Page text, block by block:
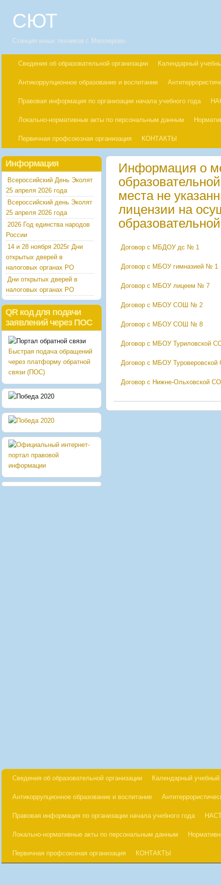
СЮТ
Станция юных техников г. Миллерово
Сведения об образовательной организации Календарный
Антикоррупционное образование и воспитание
Правовая информация по организации начала учебного года
Локально-нормативные акты по персональным данным
Первичная профсоюзная организация КОНТАКТЫ
Информация о
места не
лицензии на
Договор с МБДОУ дс № 1
Договор с МБОУ гимназией № 1
Договор с МБОУ лицеем № 7
Договор с МБОУ СОШ № 2
Договор с МБОУ СОШ № 8
Договор с МБОУ Туриловской
Договор с МБОУ
Договор с Нижне-Ольховской
Информация
Всероссийский День Эколят
25 апреля 2026 года
Всероссийский день Эколят
25 апреля 2026 года
2026 Год единства народов
России
14 и 28 ноября 2025г Дни
открытых дверей в
налоговых органах РО
Дни открытых дверей в
налоговых органах РО
QR код для подачи
заявлений через ПОС
Быстрая подача обращений
через платформу обратной
связи (ПОС)
Сведения об образовательной организации Календарный
Антикоррупционное образование и воспитание
Правовая информация по организации начала учебного года
Локально-нормативные акты по персональным данным
Первичная профсоюзная организация КОНТАКТЫ